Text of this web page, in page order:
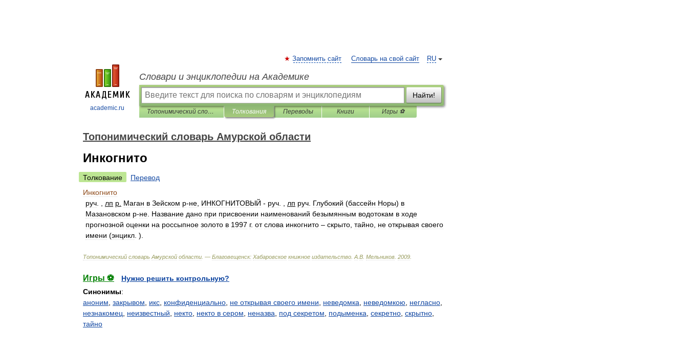
academic.ru
RU
Запомнить сайт Словарь на свой сайт
Словари и энциклопедии на Академике
Найти!
Топонимический словарь Амурской области Толкования Переводы Книги Игры ⚽
Топонимический словарь Амурской области
Инкогнито
Толкование
Перевод
Инкогнито
руч
лп р Маган в Зейском р-не ИНКОГНИТОВЫЙ - руч лп руч Глубокий (бассейн Норы) в
Мазановском р-не Название дано при присвоении наименований безымянным водотокам в ходе
прогнозной оценки на россыпное золото в 1997 г. от слова инкогнито – скрыто тайно не открывая своего
имени (энцикл . ).
Топонимический словарь Амурской области . — Благовещенск: Хабаровское книжное издательство А В Мельников 2009
Игры ⚽
Нужно решить контрольную?
Синонимы:
аноним закрывом икс конфиденциально не открывая своего имени неведомка неведомкою негласно
незнакомец
неизвестный некто некто в сером неназва под секретом подыменка секретно скрытно
тайно